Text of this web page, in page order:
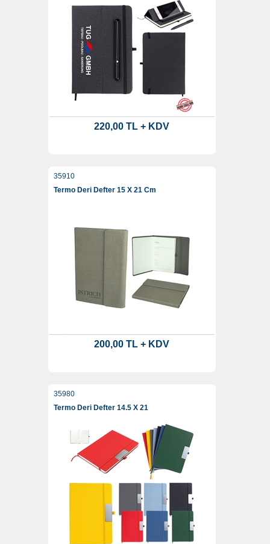
220,00 TL + KDV
35910
Termo Deri Defter 15 X 21 Cm
200,00 TL + KDV
35980
Termo Deri Defter 14.5 X 21